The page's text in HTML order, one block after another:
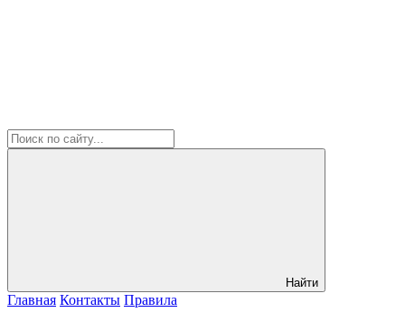
Найти
Главная Контакты Правила